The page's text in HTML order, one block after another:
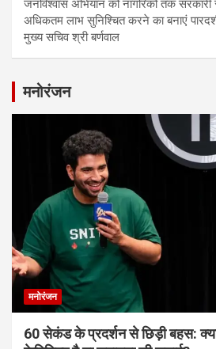
जनविश्वास अभियान को नागरिकों तक
अधिकतम लाभ सुनिश्चित करने का बनाएं
मुख्य सचिव श्री बर्णवाल
मनोरंजन
मनोरंजन
60 सेकंड के प्रदर्शन से छिड़ी बहस: